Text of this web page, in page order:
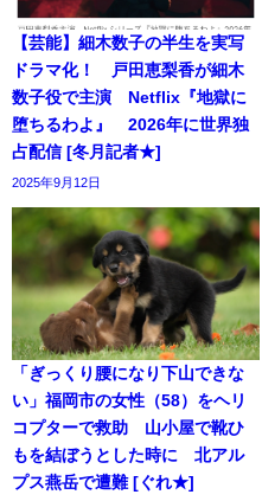
【芸能】細木数子の半生を実写
ドラマ化！ 戸田恵梨香が細木
数子役で主演 Netflix『地獄に
堕ちるわよ』 2026年に世界独
占配信 [冬月記者★]
2025年9月12日
「ぎっくり腰になり下山できな
い」福岡市の女性（58）をヘリ
コプターで救助 山小屋で靴ひ
もを結ぼうとした時に 北アル
プス燕岳で遭難 [ぐれ★]